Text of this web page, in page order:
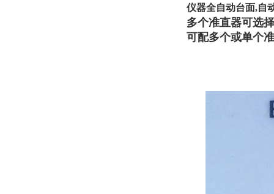
仪器全自动台面,自
多个准直器可选
可配多个或单个